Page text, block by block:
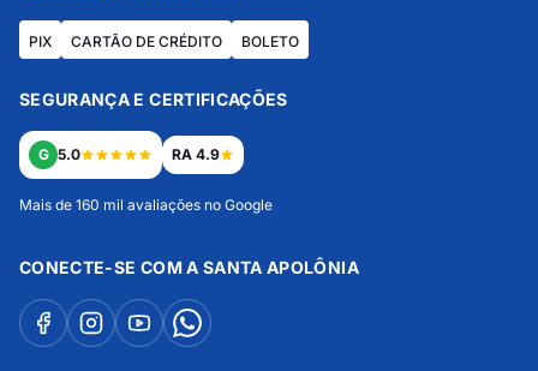
PIX CARTÃO DE CRÉDITO BOLETO
SEGURANÇA E CERTIFICAÇÕES
G 5.0 RA 4.9
Mais de 160 mil avaliações no Google
CONECTE-SE COM A SANTA APOLÔNIA